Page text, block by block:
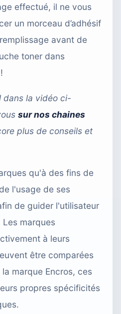
effectué, il ne vous
un morceau d’adhésif
avant de
toner dans
dans la vidéo ci-
sur nos chaines
plus de conseils et
qu'à des fins de
l'usage de ses
de guider l'utilisateur
marques
à leurs
être comparées
marque Encros, ces
propres spécificités